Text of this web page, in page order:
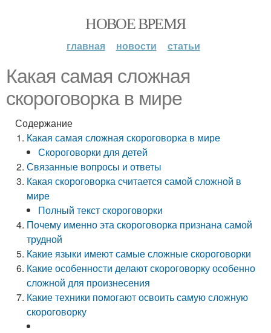
НОВОЕ ВРЕМЯ
главная новости статьи
Какая самая сложная
скороговорка в мире
Содержание
Какая самая сложная скороговорка в мире
Скороговорки для детей
Связанные вопросы и ответы
Какая скороговорка считается самой сложной в
мире
Полный текст скороговорки
Почему именно эта скороговорка признана самой
трудной
Какие языки имеют самые сложные скороговорки
Какие особенности делают скороговорку особенно
сложной для произнесения
Какие техники помогают освоить самую сложную
скороговорку